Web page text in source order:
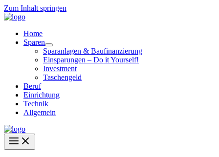
Zum Inhalt springen
Home
Sparen
Sparanlagen & Baufinanzierung
Einsparungen – Do it Yourself!
Investment
Taschengeld
Beruf
Einrichtung
Technik
Allgemein